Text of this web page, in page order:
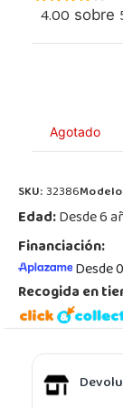
4.00 sobre
Agotado
SKU:32386
Edad:Desde 6
Financiación:
Desde
Recogida en